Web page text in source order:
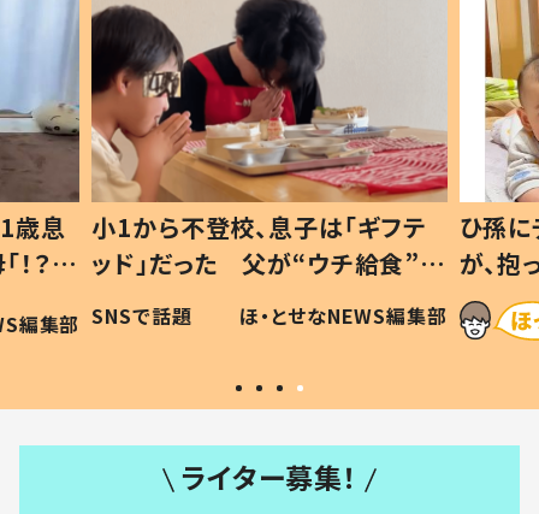
歳息
？」
編集部
小1から不登校、息子は「ギフテ
ッド」だった 父が“ウチ給食”を
作り続ける理由とは #令和の親
#令和の子
SNSで話題 ほ・とせなNEWS編集部
ひ孫
が、
「涙が
い」
ライター募集！